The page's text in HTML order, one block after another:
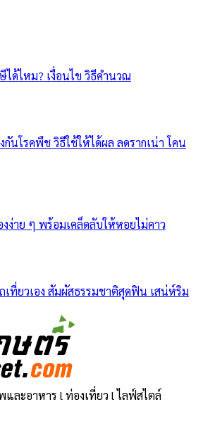
ด้ไหม? เงื่อนไข วิธีคำนวณ
กันโรคพืช วิธีใช้ให้ได้ผล ลดรากเน่า โคน
ง่าย ๆ พร้อมเคล็ดลับให้หอยไม่คาว
เที่ยวเอง สัมผัสธรรมชาติสุดฟิน เสน่ห์ริม
ละอาหาร l ท่องเที่ยว l ไลฟ์สไตล์